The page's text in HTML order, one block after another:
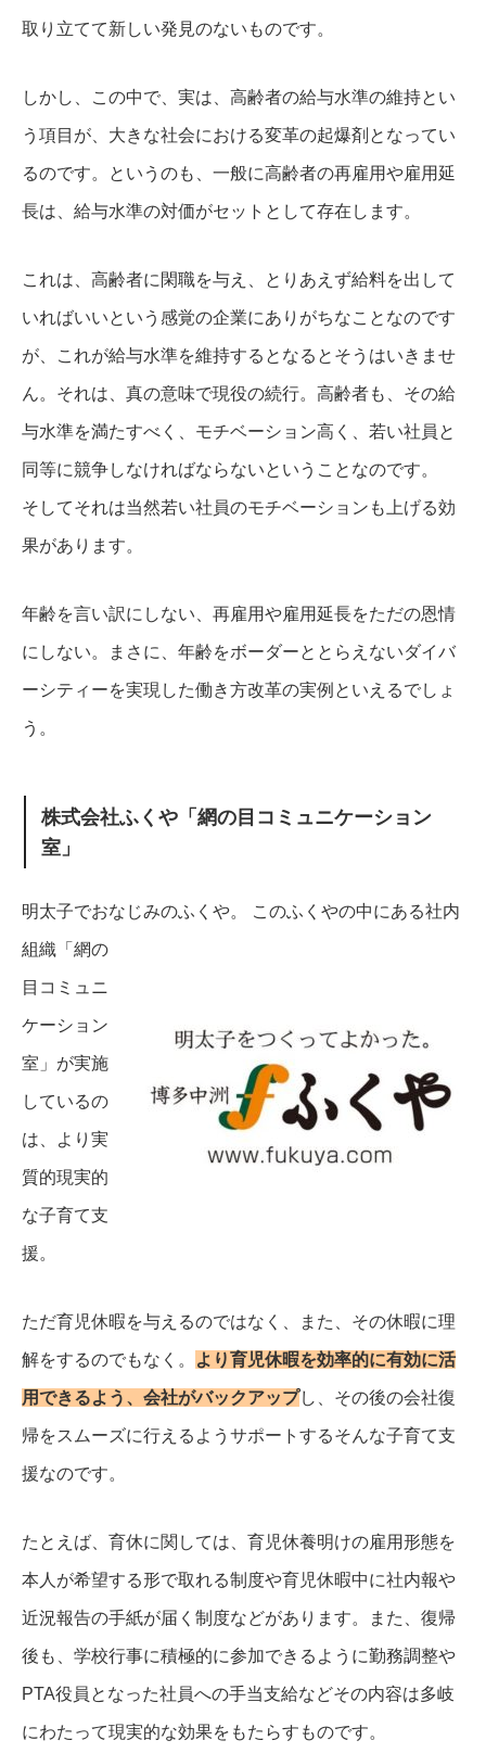
取り立てて新しい発見のないものです。
しかし、この中で、実は、高齢者の給与水準の維持とい
う項目が、大きな社会における変革の起爆剤となってい
るのです。 というのも、一般に高齢者の再雇用や雇用延
長は、給与水準の対価がセットとして存在します。
これは、高齢者に閑職を与え、とりあえず給料を出して
いればいいという感覚の企業にありがちなことなのです
が、これが給与水準を維持するとなるとそうはいきませ
ん。 それは、真の意味で現役の続行。 高齢者も、その給
与水準を満たすべく、モチベーション高く、若い社員と
同等に競争しなければならないということなのです。
そしてそれは当然若い社員のモチベーションも上げる効
果があります。
年齢を言い訳にしない、再雇用や雇用延長をただの恩情
にしない。 まさに、年齢をボーダーととらえないダイバ
ーシティーを実現した働き方改革の実例といえるでしょ
う。
株式会社ふくや「網の目コミュニケーション
室」
明太子でおなじみのふくや。 このふくやの中にある社内
組織「網の
目コミュニ
ケーション
室」が実施
しているの
は、より実
質的現実的
な子育て支
援。
ただ育児休暇を与えるのではなく、また、その休暇に理
解をするのでもなく。 より育児休暇を効率的に有効に活
用できるよう、会社がバックアップし、その後の会社復
帰をスムーズに行えるようサポートするそんな子育て支
援なのです。
たとえば、育休に関しては、育児休養明けの雇用形態を
本人が希望する形で取れる制度や育児休暇中に社内報や
近況報告の手紙が届く制度などがあります。 また、復帰
後も、学校行事に積極的に参加できるように勤務調整や
PTA役員となった社員への手当支給などその内容は多岐
にわたって現実的な効果をもたらすものです。